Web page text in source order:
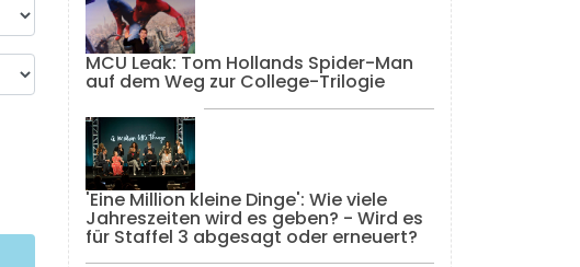
MCU Leak: Tom Hollands Spider-Man
auf dem Weg zur College-Trilogie
'Eine Million kleine Dinge': Wie viele
Jahreszeiten wird es geben? - Wird es
für Staffel 3 abgesagt oder erneuert?